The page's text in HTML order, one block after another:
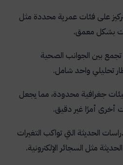
على فئات عمرية محددة مثل
بشكل معمق.
تجمع بين الجوانب الصحية
تحليلي واحد شامل.
جغرافية محدودة، مما يجعل
أخرى أمرًا غير دقيق.
الحديثة التي تواكب التغيرات
مثل السجائر الإلكترونية.